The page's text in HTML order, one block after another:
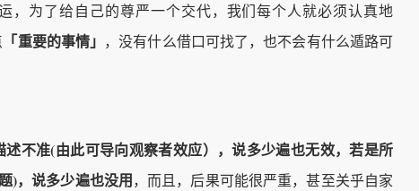
，为了给自己的尊严一个交代，我们每个人就必须认真地
「重要的事情」 ，没有什么借口可找了，也不会有什么遁路可
述不准(由此可导向观察者效应），说多少遍也无效，若是所
)，说多少遍也没用，而且，后果可能很严重，甚至关乎自家